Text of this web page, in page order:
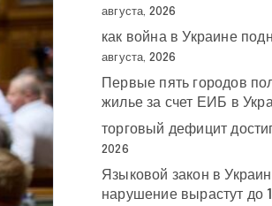
августа, 2026
как война в Украине
августа, 2026
Первые пять городов
жилье за счет ЕИБ в
торговый дефицит
2026
Языковой закон в
нарушение вырастут до